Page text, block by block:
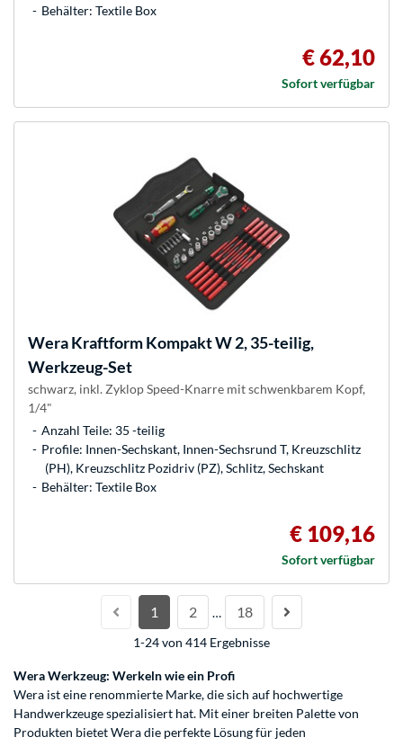
Behälter: Textile Box
€ 62,10
Sofort verfügbar
WeraKraftform Kompakt W 2, 35-teilig,
Werkzeug-Set
schwarz, inkl. Zyklop Speed-Knarre mit schwenkbarem Kopf,
1/4"
Anzahl Teile: 35 -teilig
Profile: Innen-Sechskant, Innen-Sechsrund T, Kreuzschlitz
(PH), Kreuzschlitz Pozidriv (PZ), Schlitz, Sechskant
Behälter: Textile Box
€ 109,16
Sofort verfügbar
1 2 … 18
1-24 von 414 Ergebnisse
Wera Werkzeug: Werkeln wie ein Profi
Wera ist eine renommierte Marke, die sich auf hochwertige
Handwerkzeuge spezialisiert hat. Mit einer breiten Palette von
Produkten bietet Wera die perfekte Lösung für jeden